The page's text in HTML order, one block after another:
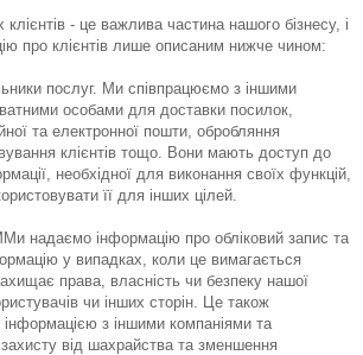
- це важлива частина нашого бізнесу, і
про клієнтів лише описаним нижче чином:
послуг. Ми співпрацюємо з іншими
особами для доставки посилок,
та електронної пошти, обробляння
клієнтів тощо. Вони мають доступ до
необхідної для виконання своїх функцій,
її для інших цілей.
надаємо інформацію про обліковий запис та
у випадках, коли це вимагається
права, власність чи безпеку нашої
чи інших сторін. Це також
інформацією з іншими компаніями та
захисту від шахрайства та зменшення